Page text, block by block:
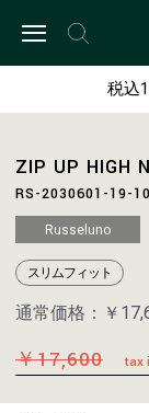
税込
ZIP UP HIGH
RS-2030601-19-
Russeluno
スリムフィット
通常価格： ￥
￥17,600 tax